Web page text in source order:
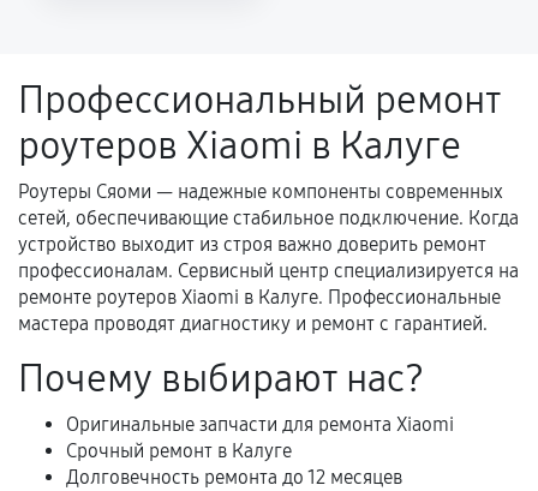
Поломка установленной детали при
нормальной эксплуатации в течение
гарантийного срока.
Несоответствие комплектующей заявленным
техническим характеристикам.
Документы для подтверждения
Акт выполненных работ с датой, перечнем
услуг и сроком гарантии.
Профессиональный ремонт
роутеров Xiaomi в Калуге
Роутеры Сяоми — надежные компоненты современных
сетей, обеспечивающие стабильное подключение. Когда
устройство выходит из строя важно доверить ремонт
профессионалам. Сервисный центр специализируется на
ремонте роутеров Xiaomi в Калуге. Профессиональные
мастера проводят диагностику и ремонт с гарантией.
Почему выбирают нас?
Оригинальные запчасти для ремонта Xiaomi
Срочный ремонт в Калуге
Долговечность ремонта до 12 месяцев